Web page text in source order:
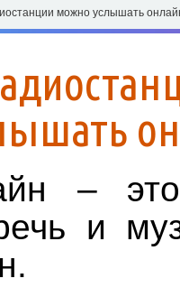
можно услышать
–
и